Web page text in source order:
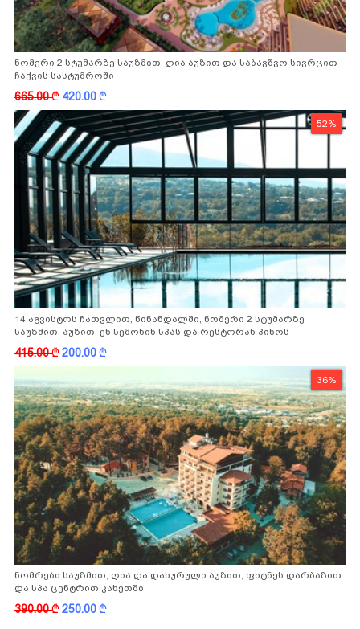
ნომერი 2 სტუმარზე საუზმით, ღია აუზით და საბავშვო სივრცით
ჩაქვის სასტუმროში
665.00k 420.00k
52%
14 აგვისტოს ჩათვლით, წინანდალში, ნომერი 2 სტუმარზე
საუზმით, აუზით, ენ სემონინ სპას და რესტორან პინოს
ფასდაკლებით
415.00k200.00k
36%
ნომრები საუზმით, ღია და დახურული აუზით, ფიტნეს დარბაზით
და სპა ცენტრით კახეთში
390.00k250.00k